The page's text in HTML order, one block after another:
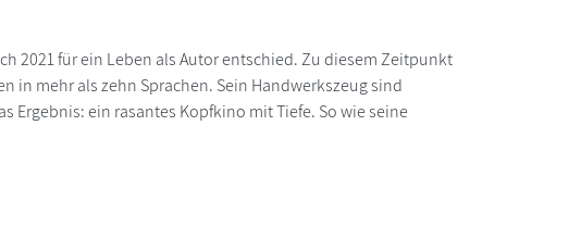
2021 für ein Leben als Autor entschied. Zu diesem Zeitpunkt
in mehr als zehn Sprachen. Sein Handwerkszeug sind
Ergebnis: ein rasantes Kopfkino mit Tiefe. So wie seine